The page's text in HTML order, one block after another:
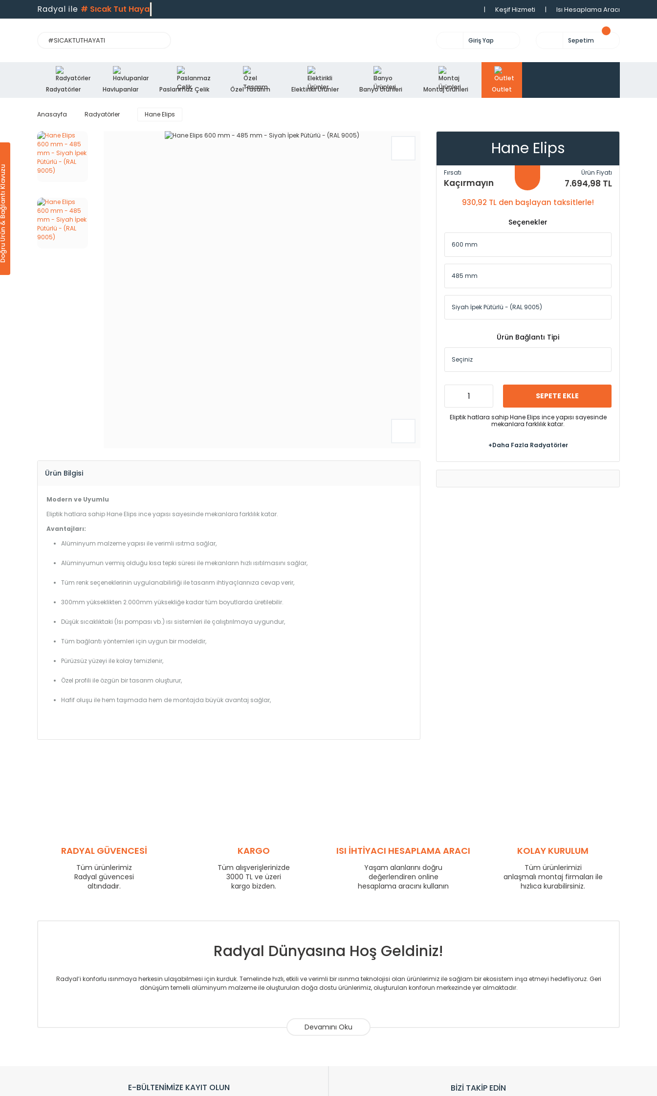
Radyal ile # Sıcak Tut Hayatı | Keşif Hizmeti | Isı Hesaplama Aracı
Giriş Yap Sepetim
Radyatörler Havlupanlar Paslanmaz Çelik Özel Tasarım Elektirikli Ürünler Banyo Ürünleri Montaj Ürünleri Outlet
Klavuzu
Anasayfa Radyatörler Hane Elips
Ürün Bilgisi
Modern ve Uyumlu
Eliptik hatlara sahip Hane Elips ince yapısı sayesinde mekanlara farklılık katar.
Avantajları:
Alüminyum malzeme yapısı ile verimli ısıtma sağlar,
Alüminyumun vermiş olduğu kısa tepki süresi ile mekanların hızlı ısıtılmasını sağlar,
Tüm renk seçeneklerinin uygulanabilirliği ile tasarım ihtiyaçlarınıza cevap verir,
300mm yükseklikten 2.000mm yüksekliğe kadar tüm boyutlarda üretilebilir.
Düşük sıcaklıktaki (Isı pompası vb.) ısı sistemleri ile çalıştırılmaya uygundur,
Tüm bağlantı yöntemleri için uygun bir modeldir,
Pürüzsüz yüzeyi ile kolay temizlenir,
Özel profili ile özgün bir tasarım oluşturur,
Hafif oluşu ile hem taşımada hem de montajda büyük avantaj sağlar,
Hane Elips
Fırsatı
Kaçırmayın
Ürün Fiyatı
7.694,98 TL
930,92 TL den başlayan taksitlerle!
Seçenekler
Ürün Bağlantı Tipi
SEPETE EKLE
Eliptik hatlara sahip Hane Elips ince yapısı sayesinde
mekanlara farklılık katar.
+Daha Fazla Radyatörler
RADYAL GÜVENCESİ
Tüm ürünlerimiz
Radyal güvencesi
altındadır.
KARGO
Tüm alışverişlerinizde
3000 TL ve üzeri
kargo bizden.
ISI İHTİYACI HESAPLAMA ARACI
Yaşam alanlarını doğru
değerlendiren online
hesaplama aracını kullanın
KOLAY KURULUM
Tüm ürünlerimizi
anlaşmalı montaj firmaları ile
hızlıca kurabilirsiniz.
Radyal Dünyasına Hoş Geldiniz!
Radyal’i konforlu ısınmaya herkesin ulaşabilmesi için kurduk. Temelinde hızlı, etkili ve verimli bir ısınma teknolojisi olan ürünlerimiz ile sağlam bir ekosistem inşa etmeyi hedefliyoruz. Geri
dönüşüm temelli alüminyum malzeme ile oluşturulan doğa dostu ürünlerimiz, oluşturulan konforun merkezinde yer almaktadır.
Avrupa’ya yapmakta olduğu ihracat ile de ürünlerinde sadece tasarımın ön planda olmadığını aynı zamanda kalite olarak ta en üst seviyede olduğunu göstermiştir.
Klasik modellerimizin yanında, modern hatları ile de dikkat çeken tasarım radyatörlerimiz veülkemizdeki birçok elite projede tercih edilmekte, mimarların kişiselleştirilmiş çözümlerinde
E-BÜLTENİMİZE KAYIT OLUN BİZİ TAKİP EDİN